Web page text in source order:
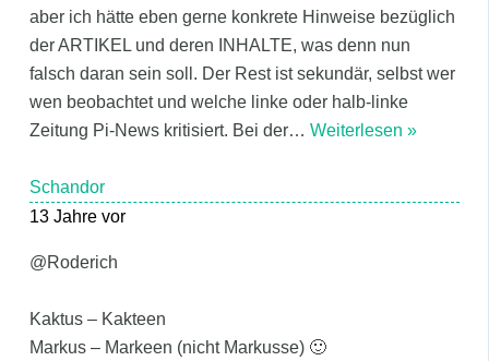
aber ich hätte eben gerne konkrete Hinweise bezüglich
der ARTIKEL und deren INHALTE, was denn nun
falsch daran sein soll. Der Rest ist sekundär, selbst wer
wen beobachtet und welche linke oder halb-linke
Zeitung Pi-News kritisiert. Bei der… Weiterlesen »
Schandor
13 Jahre vor
@Roderich
Kaktus – Kakteen
Markus – Markeen (nicht Markusse) 🙂